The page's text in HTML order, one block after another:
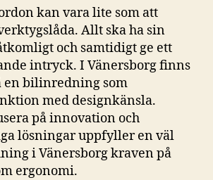
kan vara lite som att
Allt ska ha sin
och samtidigt ge ett
intryck. I Vänersborg finns
en bilinredning som
med designkänsla.
på innovation och
lösningar uppfyller en väl
i Vänersborg kraven på
ergonomi.